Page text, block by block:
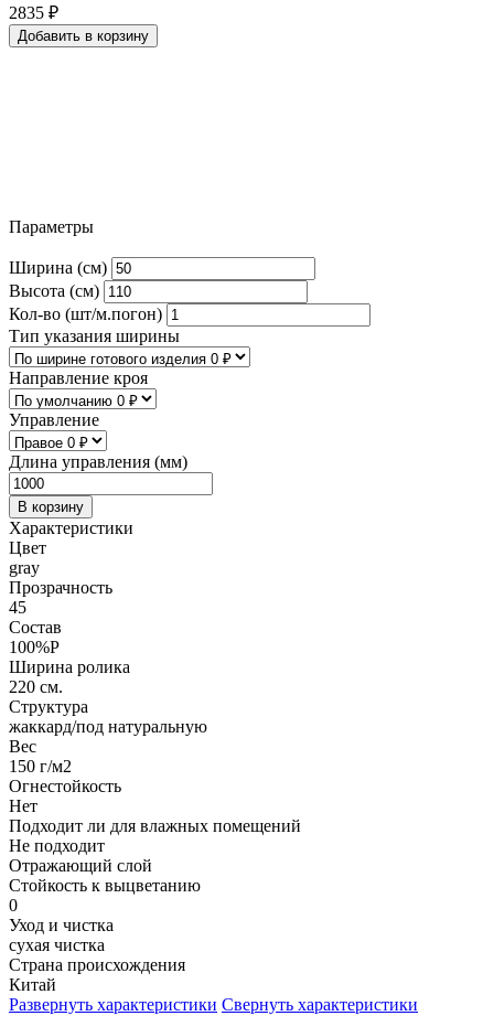
2835 ₽
Добавить в корзину
Параметры
Ширина (см)
Высота (см)
Кол-во (шт/м.погон)
Тип указания ширины
Направление кроя
Управление
Длина управления (мм)
В корзину
Характеристики
Цвет
gray
Прозрачность
45
Состав
100%P
Ширина ролика
220 см.
Структура
жаккард/под натуральную
Вес
150 г/м2
Огнестойкость
Нет
Подходит ли для влажных помещений
Не подходит
Отражающий слой
Стойкость к выцветанию
0
Уход и чистка
сухая чистка
Страна происхождения
Китай
Развернуть характеристики Свернуть характеристики